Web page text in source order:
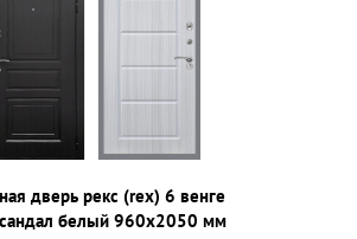
дверь рекс (rex) 6 венге
белый 960х2050 мм